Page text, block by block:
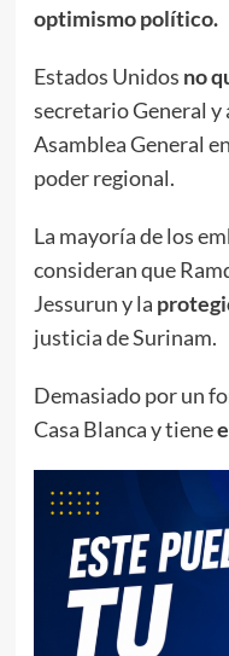
optimismo político.
Estados Unidos no
secretario General y
Asamblea General
poder regional.
La mayoría de los
consideran que
Jessurun y la
justicia de Surinam.
Demasiado por un
Casa Blanca y tiene